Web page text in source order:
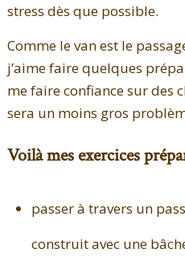
stress dès que possible.
Comme le van est le
j’aime faire quelques
me faire confiance sur des
sera un moins gros
Voilà mes exercices
passer à travers un
construit avec une